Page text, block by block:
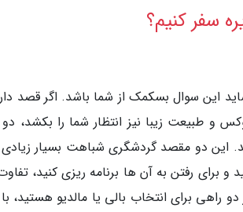
سفر کنیم؟
شاید این سوال بسکمک از شما باشد. اگر قصد
و طبیعت زیبا نیز انتظار شما را بکشد، دو
این دو مقصد گردشگری شباهت بسیار زیادی
و برای رفتن به آن ها برنامه ریزی کنید،
راهی برای انتخاب بالی یا مالدیو هستید،